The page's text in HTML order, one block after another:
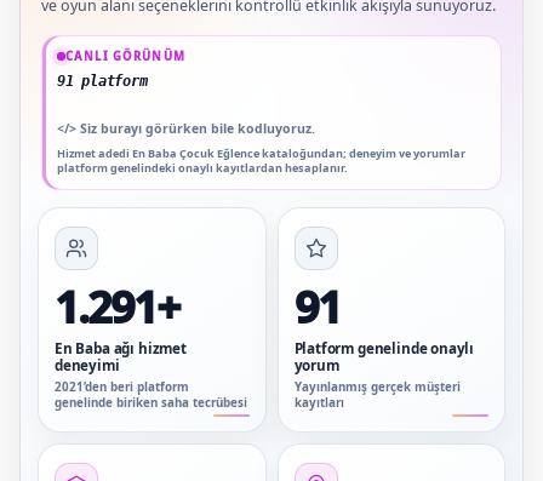
ve oyun alanı seçeneklerini kontrollü etkinlik akışıyla sunuyoruz.
CANLI GÖRÜNÜM
91 platform genelinde onaylı yorum
</> Siz burayı görürken bile kodluyoruz.
Hizmet adedi En Baba Çocuk Eğlence kataloğundan; deneyim ve yorumlar
platform genelindeki onaylı kayıtlardan hesaplanır.
Güncel veriler: 1.291+ En Baba ağı hizmet deneyimi; 91 platform genelinde
1.291+
En Baba ağı hizmet
deneyimi
2021’den beri platform
genelinde biriken saha tecrübesi
91
Platform genelinde onaylı
yorum
Yayınlanmış gerçek müşteri
kayıtları